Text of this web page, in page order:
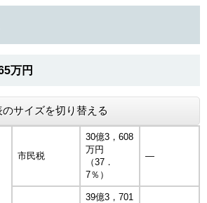
万円
のサイズを切り替える
市民税
30億3，608
万円
（37．
7％）
―
39億3，701